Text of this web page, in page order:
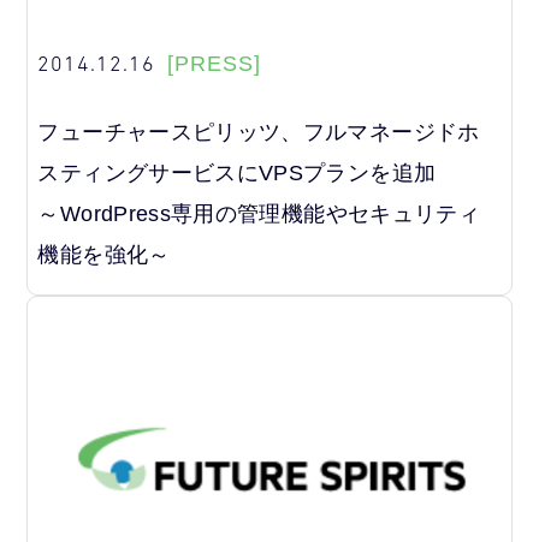
2014.12.16 [PRESS]
フューチャースピリッツ、フルマネージドホ
スティングサービスにVPSプランを追加
～WordPress専用の管理機能やセキュリティ
機能を強化～